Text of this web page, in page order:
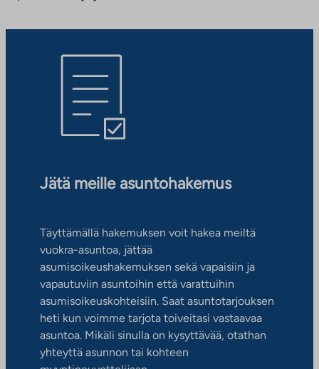
Jätä meille asuntohakemus
Täyttämällä hakemuksen voit hakea meiltä
vuokra-asuntoa, jättää
asumisoikeushakemuksen sekä vapaisiin ja
vapautuviin asuntoihin että varattuihin
asumisoikeuskohteisiin. Saat asuntotarjouksen
heti kun voimme tarjota toiveitasi vastaavaa
asuntoa. Mikäli sinulla on kysyttävää, otathan
yhteyttä asunnon tai kohteen